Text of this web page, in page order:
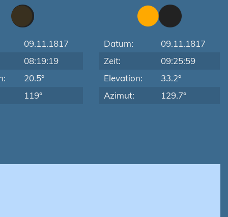
09.11.1817
08:19:19
20.5°
119°
Datum:
09.11.1817
Zeit:
09:25:59
Elevation:
33.2°
Azimut:
129.7°